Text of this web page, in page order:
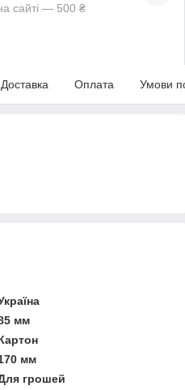
сайті — 500 ₴
Доставка Оплата Умови
мм
мм
грошей